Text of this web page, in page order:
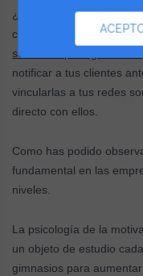
¿Cómo sentirse querido
cliente más de lo que
softwares para gimnasios
notificar a tus clientes
vincularlas a tus redes
directo con ellos.
Como has podido
fundamental en las
niveles.
La psicología de la
un objeto de estudio
gimnasios para